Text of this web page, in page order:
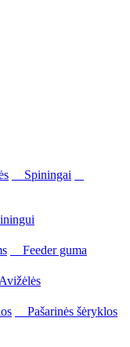
Spiningai
Feeder guma
Pašarinės šėryklos